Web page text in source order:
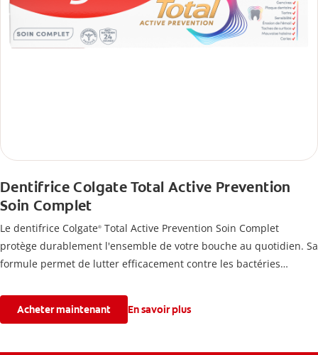
Dentifrice Colgate Total Active Prevention
Soin Complet
Le dentifrice Colgate® Total Active Prevention Soin Complet
protège durablement l'ensemble de votre bouche au quotidien. Sa
formule permet de lutter efficacement contre les bactéries
un soin complet.
Acheter maintenant En savoir plus